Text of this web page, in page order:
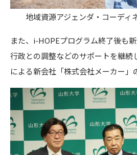
地域資源アジェンダ・コーディ
また、i-HOPEプログラム終了後も
行政との調整などのサポートを継続
による新会社「株式会社メーカー」